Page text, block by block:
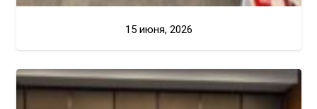
15 июня, 2026